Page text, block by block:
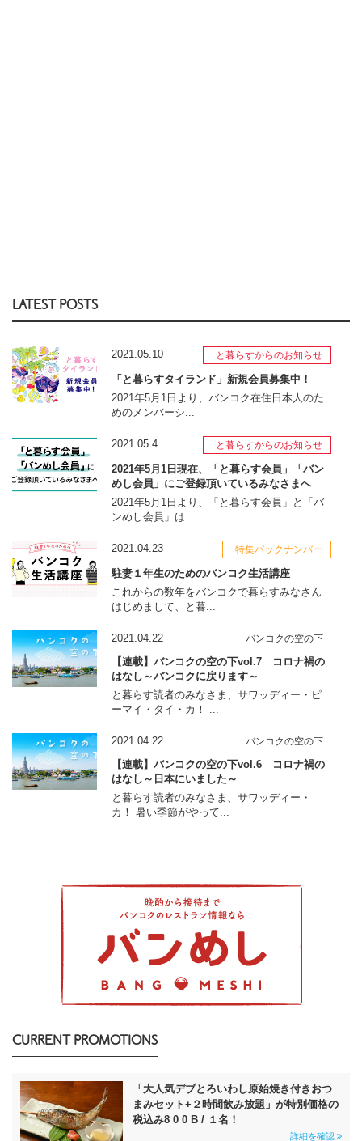
LATEST POSTS
2021.05.10 と暮らすからのお知らせ
「と暮らすタイランド」新規会員募集中！
2021年5月1日より、バンコク在住日本人のた
めのメンバーシ...
2021.05.4 と暮らすからのお知らせ
2021年5月1日現在、「と暮らす会員」「バン
めし会員」にご登録頂いているみなさまへ
2021年5月1日より、「と暮らす会員」と「バ
ンめし会員」は...
2021.04.23 特集バックナンバー
駐妻１年生のためのバンコク生活講座
これからの数年をバンコクで暮らすみなさん
はじめまして、と暮...
2021.04.22 バンコクの空の下
【連載】バンコクの空の下vol.7 コロナ禍の
はなし～バンコクに戻ります～
と暮らす読者のみなさま、サワッディー・ピ
ーマイ・タイ・カ！ ...
2021.04.22 バンコクの空の下
【連載】バンコクの空の下vol.6 コロナ禍の
はなし～日本にいました～
と暮らす読者のみなさま、サワッディー・
カ！ 暑い季節がやって...
CURRENT PROMOTIONS
「大人気デブとろいわし原始焼き付きおつ
まみセット+２時間飲み放題」が特別価格の
税込み8 0 0 B / １名！
詳細を確認